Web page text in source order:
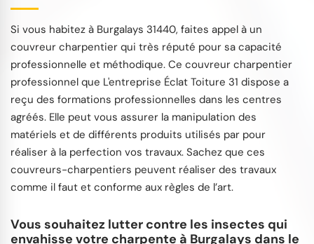
Si vous habitez à Burgalays 31440, faites appel à un
couvreur charpentier qui très réputé pour sa capacité
professionnelle et méthodique. Ce couvreur charpentier
professionnel que L'entreprise Éclat Toiture 31 dispose a
reçu des formations professionnelles dans les centres
agréés. Elle peut vous assurer la manipulation des
matériels et de différents produits utilisés par pour
réaliser à la perfection vos travaux. Sachez que ces
couvreurs-charpentiers peuvent réaliser des travaux
comme il faut et conforme aux règles de l’art.
Vous souhaitez lutter contre les insectes qui
envahisse votre charpente à Burgalays dans le